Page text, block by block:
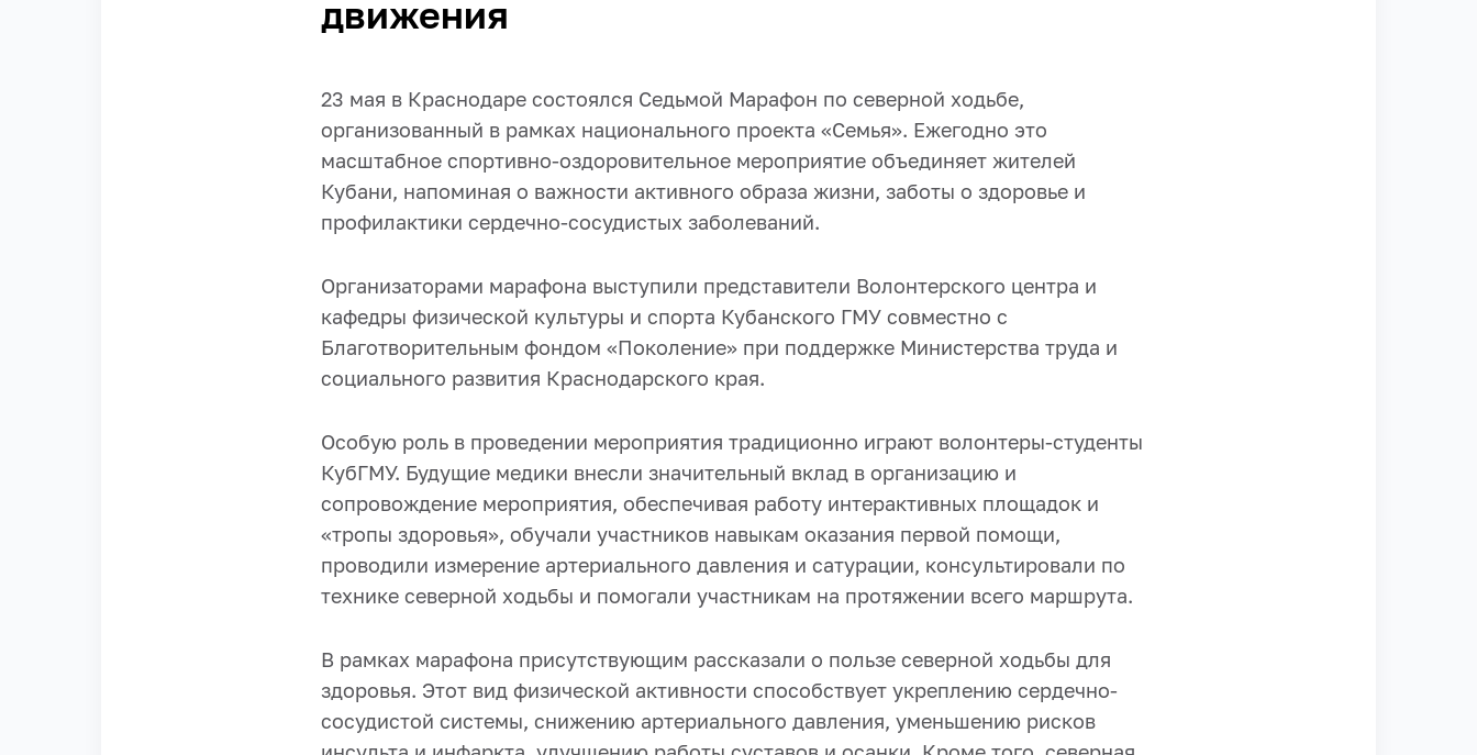
движения
23 мая в Краснодаре состоялся Седьмой Марафон по северной ходьбе,
организованный в рамках национального проекта «Семья». Ежегодно это
масштабное спортивно-оздоровительное мероприятие объединяет жителей
Кубани, напоминая о важности активного образа жизни, заботы о здоровье и
профилактики сердечно-сосудистых заболеваний.
Организаторами марафона выступили представители Волонтерского центра и
кафедры физической культуры и спорта Кубанского ГМУ совместно с
Благотворительным фондом «Поколение» при поддержке Министерства труда и
социального развития Краснодарского края.
Особую роль в проведении мероприятия традиционно играют волонтеры-студенты
КубГМУ. Будущие медики внесли значительный вклад в организацию и
сопровождение мероприятия, обеспечивая работу интерактивных площадок и
«тропы здоровья», обучали участников навыкам оказания первой помощи,
проводили измерение артериального давления и сатурации, консультировали по
технике северной ходьбы и помогали участникам на протяжении всего маршрута.
В рамках марафона присутствующим рассказали о пользе северной ходьбы для
здоровья. Этот вид физической активности способствует укреплению сердечно-
сосудистой системы, снижению артериального давления, уменьшению рисков